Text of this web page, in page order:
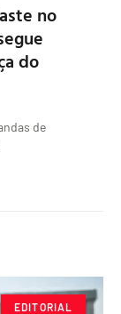
no
do
de
EDITORIAL